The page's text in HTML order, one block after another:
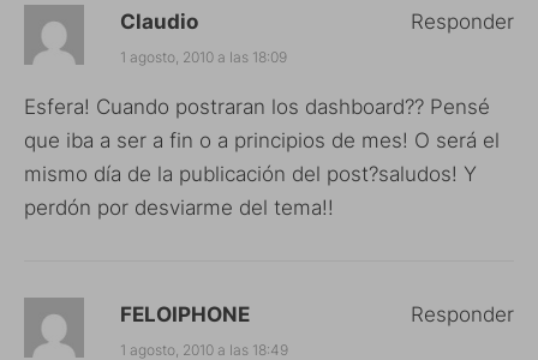
Claudio
1 agosto, 2010 a las 18:09
Esfera! Cuando postraran los dashboard?? Pensé
que iba a ser a fin o a principios de mes! O será el
mismo día de la publicación del post?saludos! Y
perdón por desviarme del tema!!
Responder
FELOIPHONE
1 agosto, 2010 a las 18:49
Responder